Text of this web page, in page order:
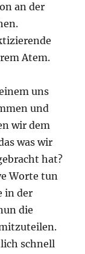
an der
Atem.
uns
und
wir dem
was wir
hat?
Worte tun
in der
die
schnell